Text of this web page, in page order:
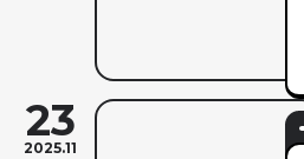
23
2025.11